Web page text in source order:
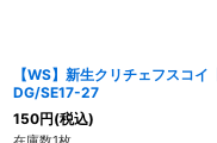
【WS】新生クリチェフスコイ
DG/SE17-27
150円(税込)